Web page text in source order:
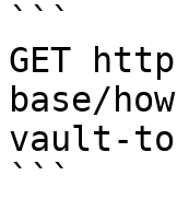
```
GET
base/
vault-to-
```